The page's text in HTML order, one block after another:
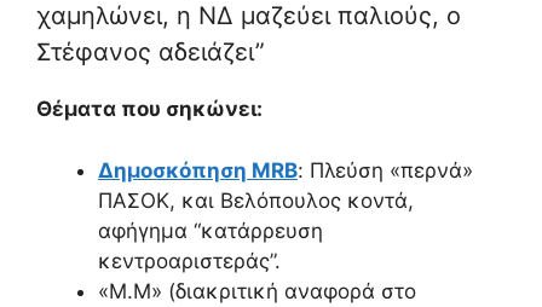
χαμηλώνει, η ΝΔ μαζεύει παλιούς, ο
Στέφανος αδειάζει”
Θέματα που σηκώνει:
Δημοσκόπηση MRB: Πλεύση «περνά»
ΠΑΣΟΚ, και Βελόπουλος κοντά,
αφήγημα “κατάρρευση
κεντροαριστεράς”.
«Μ.Μ» (διακριτική αναφορά στο